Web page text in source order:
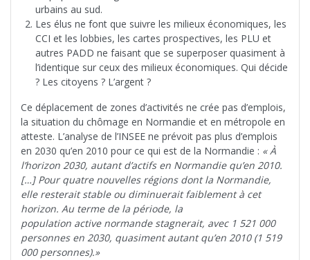
urbains au sud.
Les élus ne font que suivre les milieux économiques, les
CCI et les lobbies, les cartes prospectives, les PLU et
autres PADD ne faisant que se superposer quasiment à
l’identique sur ceux des milieux économiques. Qui décide
? Les citoyens ? L’argent ?
Ce déplacement de zones d’activités ne crée pas d’emplois,
la situation du chômage en Normandie et en métropole en
atteste. L’analyse de l’INSEE ne prévoit pas plus d’emplois
en 2030 qu’en 2010 pour ce qui est de la Normandie : « À
l’horizon 2030, autant d’actifs en Normandie qu’en 2010.
[…] Pour quatre nouvelles régions dont la Normandie,
elle resterait stable ou diminuerait faiblement à cet
horizon. Au terme de la période, la
population active normande stagnerait, avec 1 521 000
personnes en 2030, quasiment autant qu’en 2010 (1 519
000 personnes).»